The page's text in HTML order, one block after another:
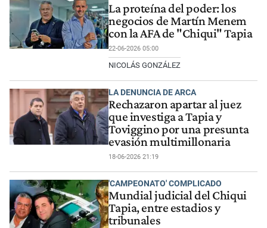
La proteína del poder: los
negocios de Martín Menem
con la AFA de "Chiqui" Tapia
22-06-2026 05:00
NICOLÁS GONZÁLEZ
LA DENUNCIA DE ARCA
Rechazaron apartar al juez
que investiga a Tapia y
Toviggino por una presunta
evasión multimillonaria
18-06-2026 21:19
'CAMPEONATO' COMPLICADO
Mundial judicial del Chiqui
Tapia, entre estadios y
tribunales